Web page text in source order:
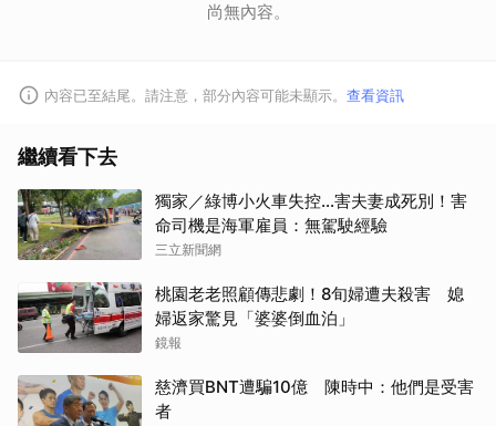
尚無內容。
內容已至結尾。請注意，部分內容可能未顯示。 查看資訊
繼續看下去
獨家／綠博小火車失控…害夫妻成死別！害
命司機是海軍雇員：無駕駛經驗
三立新聞網
桃園老老照顧傳悲劇！8旬婦遭夫殺害 媳
婦返家驚見「婆婆倒血泊」
鏡報
慈濟買BNT遭騙10億 陳時中：他們是受害
者